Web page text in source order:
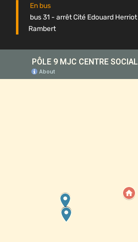
En bus
bus 31 - arrêt Cité Edouard Herriot
Rambert